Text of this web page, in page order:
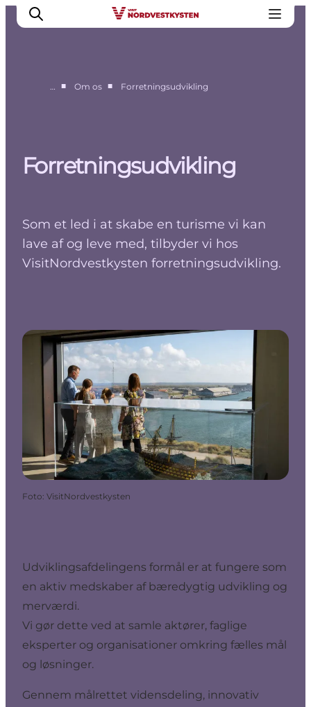
Kontakt
Presse
… ■ Om os ■ Forretningsudvikling
Forretningsudvikling
Som et led i at skabe en turisme vi kan
lave af og leve med, tilbyder vi hos
VisitNordvestkysten forretningsudvikling.
Foto: VisitNordvestkysten
Udviklingsafdelingens formål er at fungere som
en aktiv medskaber af bæredygtig udvikling og
merværdi.
Vi gør dette ved at samle aktører, faglige
eksperter og organisationer omkring fælles mål
og løsninger.
Gennem målrettet vidensdeling, innovativ